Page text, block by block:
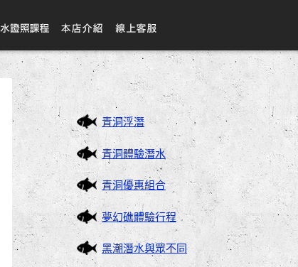
青洞浮潛
青洞體驗潛水
青洞優惠組合
夢幻礁體驗行程
黑潮潛水與眾不同